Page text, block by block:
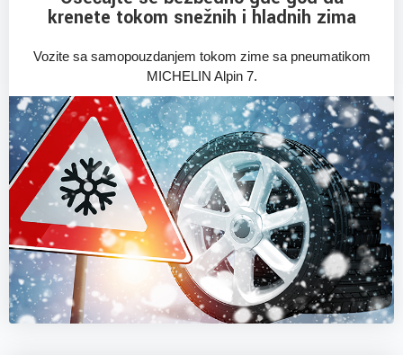
krenete tokom snežnih i hladnih zima
Vozite sa samopouzdanjem tokom zime sa pneumatikom
MICHELIN Alpin 7.